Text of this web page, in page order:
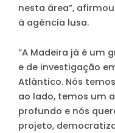
nesta área”,
à agência lusa.
“A Madeira já é um
e de investigação
Atlântico. Nós
ao lado, temos um
profundo e nós
projeto,